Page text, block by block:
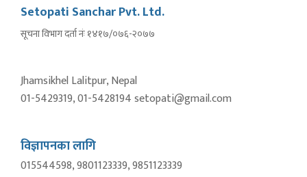
Setopati Sanchar Pvt. Ltd.
सूचना विभाग दर्ता नंः १४१७/०७६-२०७७
Jhamsikhel Lalitpur, Nepal
01-5429319, 01-5428194 setopati@gmail.com
विज्ञापनका लागि
015544598, 9801123339, 9851123339